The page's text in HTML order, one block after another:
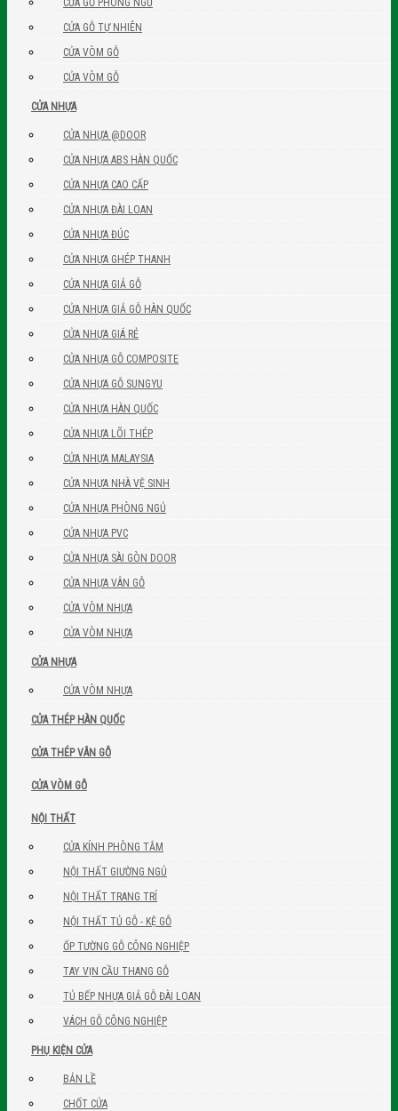
CỬA GỖ TỰ NHIÊN
CỬA VÒM GỖ
CỬA VÒM GỖ
CỬA NHỰA
CỬA NHỰA @DOOR
CỬA NHỰA ABS HÀN QUỐC
CỬA NHỰA CAO CẤP
CỬA NHỰA ĐÀI LOAN
CỬA NHỰA ĐÚC
CỬA NHỰA GHÉP THANH
CỬA NHỰA GIẢ GỖ
CỬA NHỰA GIẢ GỖ HÀN QUỐC
CỬA NHỰA GIÁ RẺ
CỬA NHỰA GỖ COMPOSITE
CỬA NHỰA GỖ SUNGYU
CỬA NHỰA HÀN QUỐC
CỬA NHỰA LÕI THÉP
CỬA NHỰA MALAYSIA
CỬA NHỰA NHÀ VỆ SINH
CỬA NHỰA PHÒNG NGỦ
CỬA NHỰA PVC
CỬA NHỰA SÀI GÒN DOOR
CỬA NHỰA VÂN GỖ
CỬA VÒM NHỰA
CỬA VÒM NHỰA
CỬA NHỰA
CỬA VÒM NHỰA
CỬA THÉP HÀN QUỐC
CỬA THÉP VÂN GỖ
CỬA VÒM GỖ
NỘI THẤT
CỬA KÍNH PHÒNG TẮM
NỘI THẤT GIƯỜNG NGỦ
NỘI THẤT TRANG TRÍ
NỘI THẤT TỦ GỖ - KỆ GỖ
ỐP TƯỜNG GỖ CÔNG NGHIỆP
TAY VỊN CẦU THANG GỖ
TỦ BẾP NHỰA GIẢ GỖ ĐÀI LOAN
VÁCH GỖ CÔNG NGHIỆP
PHỤ KIỆN CỬA
BẢN LỀ
CHỐT CỬA